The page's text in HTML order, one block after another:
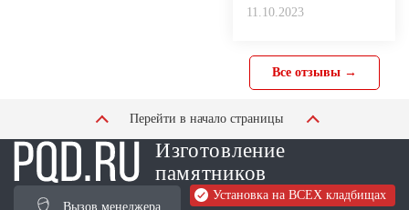
11.10.2023
Все отзывы →
Перейти в начало страницы
Изготовление
памятников
Вызов менеджера
Установка на ВСЕХ кладбищах